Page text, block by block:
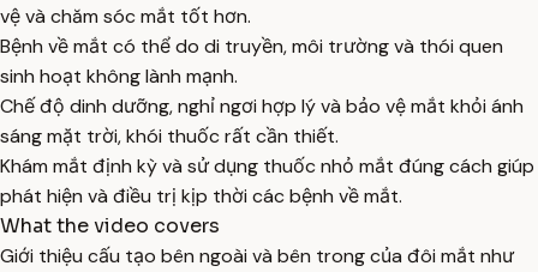
vệ và chăm sóc mắt tốt hơn.
Bệnh về mắt có thể do di truyền, môi trường và thói quen
sinh hoạt không lành mạnh.
Chế độ dinh dưỡng, nghỉ ngơi hợp lý và bảo vệ mắt khỏi ánh
sáng mặt trời, khói thuốc rất cần thiết.
Khám mắt định kỳ và sử dụng thuốc nhỏ mắt đúng cách giúp
phát hiện và điều trị kịp thời các bệnh về mắt.
What the video covers
Giới thiệu cấu tạo bên ngoài và bên trong của đôi mắt như